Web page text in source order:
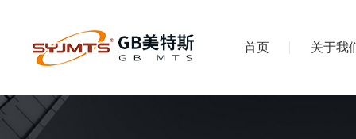
首页 关于我